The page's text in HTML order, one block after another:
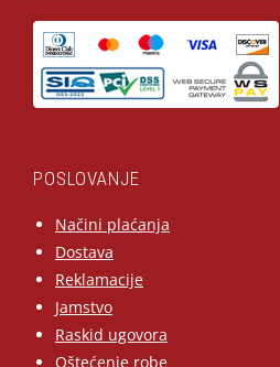
POSLOVANJE
Načini plaćanja
Dostava
Reklamacije
Jamstvo
Raskid ugovora
Oštećenje robe